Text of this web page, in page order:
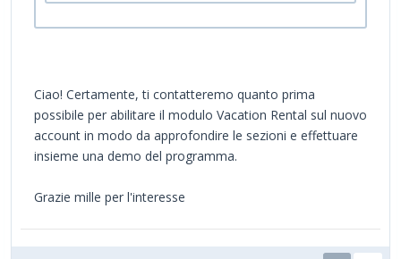
Ciao! Certamente, ti contatteremo quanto prima
possibile per abilitare il modulo Vacation Rental sul nuovo
account in modo da approfondire le sezioni e effettuare
insieme una demo del programma.
Grazie mille per l'interesse